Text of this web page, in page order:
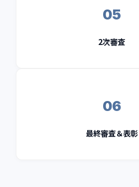
05
2次審査
06
最終審査＆表彰